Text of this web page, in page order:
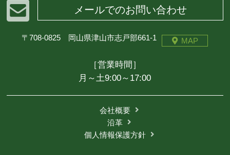
メールでのお問い合わせ
〒708-0825 岡山県津山市志戸部661-1 MAP
［営業時間］
月～土9:00～17:00
会社概要
沿革
個人情報保護方針